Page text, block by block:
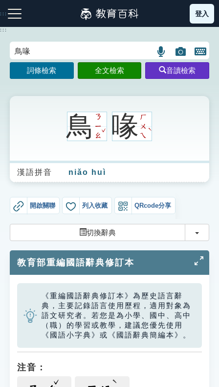
到
主
:::
注音索引圖示 筆畫索引圖示 部首索引表圖示
生字詞彙表
成語故事
索引選單
單字索引
生命大百科索引
遊戲專區
教學應用
貓頭鷹博士
登入
:::
語
言
搜
圖
片
搜
開
鍵
圖
詞條檢索 全文檢索 音讀檢索
鳥ㄋ
ㄧ
ㄠ
ˇ 喙ㄏ
ㄨ
ㄟ
ˋ
漢語拼音 niǎo huì
開啟關聯 列入收藏 QRcode分享
切換辭典 切換
教育部重編國語辭典修訂本
《重編國語辭典修訂本》為歷史語言辭
典，主要記錄語言使用歷程，適用對象為
語文研究者。若您是為小學、國中、高中
（職）的學習或教學，建議您優先使用
《國語小字典》或《國語辭典簡編本》。
注音：